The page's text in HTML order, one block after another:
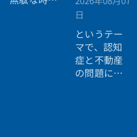
日
というテー
マで、認知
症と不動産
の問題につ